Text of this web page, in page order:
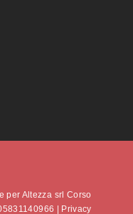
per Altezza srl Corso
|
Privacy